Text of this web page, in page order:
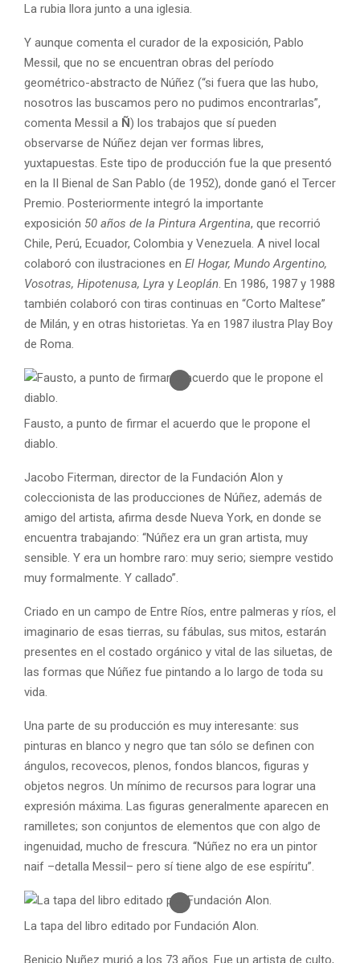
La rubia llora junto a una iglesia.
Y aunque comenta el curador de la exposición, Pablo
Messil, que no se encuentran obras del período
geométrico-abstracto de Núñez (“si fuera que las hubo,
nosotros las buscamos pero no pudimos encontrarlas”,
comenta Messil a Ñ) los trabajos que sí pueden
observarse de Núñez dejan ver formas libres,
yuxtapuestas. Este tipo de producción fue la que presentó
en la II Bienal de San Pablo (de 1952), donde ganó el Tercer
Premio. Posteriormente integró la importante
exposición 50 años de la Pintura Argentina, que recorrió
Chile, Perú, Ecuador, Colombia y Venezuela. A nivel local
colaboró con ilustraciones en El Hogar, Mundo Argentino,
Vosotras, Hipotenusa, Lyra y Leoplán. En 1986, 1987 y 1988
también colaboró con tiras continuas en “Corto Maltese”
de Milán, y en otras historietas. Ya en 1987 ilustra Play Boy
de Roma.
Fausto, a punto de firmar el acuerdo que le propone el
diablo.
Jacobo Fiterman, director de la Fundación Alon y
coleccionista de las producciones de Núñez, además de
amigo del artista, afirma desde Nueva York, en donde se
encuentra trabajando: “Núñez era un gran artista, muy
sensible. Y era un hombre raro: muy serio; siempre vestido
muy formalmente. Y callado”.
Criado en un campo de Entre Ríos, entre palmeras y ríos, el
imaginario de esas tierras, su fábulas, sus mitos, estarán
presentes en el costado orgánico y vital de las siluetas, de
las formas que Núñez fue pintando a lo largo de toda su
vida.
Una parte de su producción es muy interesante: sus
pinturas en blanco y negro que tan sólo se definen con
ángulos, recovecos, plenos, fondos blancos, figuras y
objetos negros. Un mínimo de recursos para lograr una
expresión máxima. Las figuras generalmente aparecen en
ramilletes; son conjuntos de elementos que con algo de
ingenuidad, mucho de frescura. “Núñez no era un pintor
naif –detalla Messil– pero sí tiene algo de ese espíritu”.
La tapa del libro editado por Fundación Alon.
Benicio Nuñez murió a los 73 años. Fue un artista de culto,